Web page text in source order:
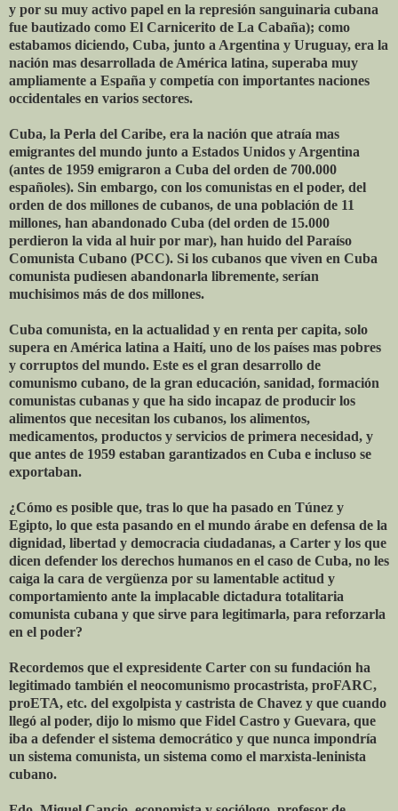
y por su muy activo papel en la represión sanguinaria cubana
fue bautizado como El Carnicerito de La Cabaña); como
estabamos diciendo, Cuba, junto a Argentina y Uruguay, era la
nación mas desarrollada de América latina, superaba muy
ampliamente a España y competía con importantes naciones
occidentales en varios sectores.
Cuba, la Perla del Caribe, era la nación que atraía mas
emigrantes del mundo junto a Estados Unidos y Argentina
(antes de 1959 emigraron a Cuba del orden de 700.000
españoles). Sin embargo, con los comunistas en el poder, del
orden de dos millones de cubanos, de una población de 11
millones, han abandonado Cuba (del orden de 15.000
perdieron la vida al huir por mar), han huido del Paraíso
Comunista Cubano (PCC). Si los cubanos que viven en Cuba
comunista pudiesen abandonarla libremente, serían
muchisimos más de dos millones.
Cuba comunista, en la actualidad y en renta per capita, solo
supera en América latina a Haití, uno de los países mas pobres
y corruptos del mundo. Este es el gran desarrollo de
comunismo cubano, de la gran educación, sanidad, formación
comunistas cubanas y que ha sido incapaz de producir los
alimentos que necesitan los cubanos, los alimentos,
medicamentos, productos y servicios de primera necesidad, y
que antes de 1959 estaban garantizados en Cuba e incluso se
exportaban.
¿Cómo es posible que, tras lo que ha pasado en Túnez y
Egipto, lo que esta pasando en el mundo árabe en defensa de la
dignidad, libertad y democracia ciudadanas, a Carter y los que
dicen defender los derechos humanos en el caso de Cuba, no les
caiga la cara de vergüenza por su lamentable actitud y
comportamiento ante la implacable dictadura totalitaria
comunista cubana y que sirve para legitimarla, para reforzarla
en el poder?
Recordemos que el expresidente Carter con su fundación ha
legitimado también el neocomunismo procastrista, proFARC,
proETA, etc. del exgolpista y castrista de Chavez y que cuando
llegó al poder, dijo lo mismo que Fidel Castro y Guevara, que
iba a defender el sistema democrático y que nunca impondría
un sistema comunista, un sistema como el marxista-leninista
cubano.